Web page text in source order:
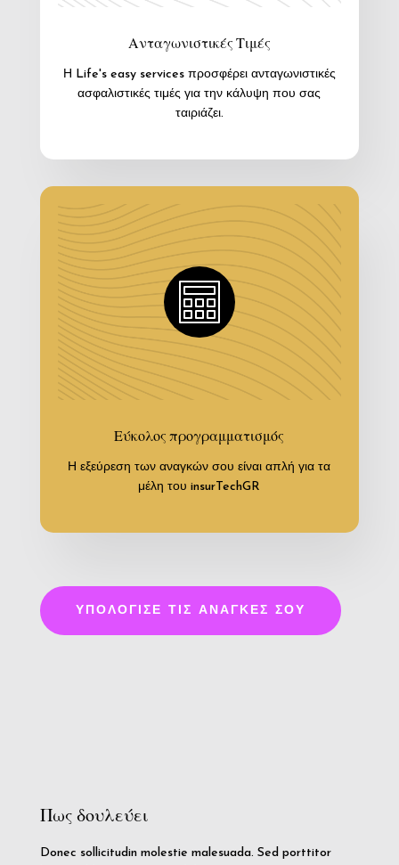
Ανταγωνιστικές Τιμές
Η Life's easy services προσφέρει ανταγωνιστικές
ασφαλιστικές τιμές για την κάλυψη που σας
ταιριάζει.
Εύκολος προγραμματισμός
Η εξεύρεση των αναγκών σου είναι απλή για τα
μέλη του insurTechGR
ΥΠΟΛΌΓΙΣΕ ΤΙΣ ΑΝΆΓΚΕΣ ΣΟΥ
Πως δουλεύει
Donec sollicitudin molestie malesuada. Sed porttitor